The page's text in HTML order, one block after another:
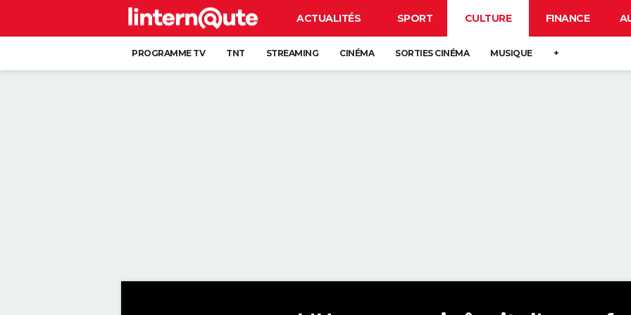
ACTUALITÉS SPORT CULTURE FINANCE
PROGRAMME TV TNT STREAMING CINÉMA SORTIES CINÉMA MUSIQUE +